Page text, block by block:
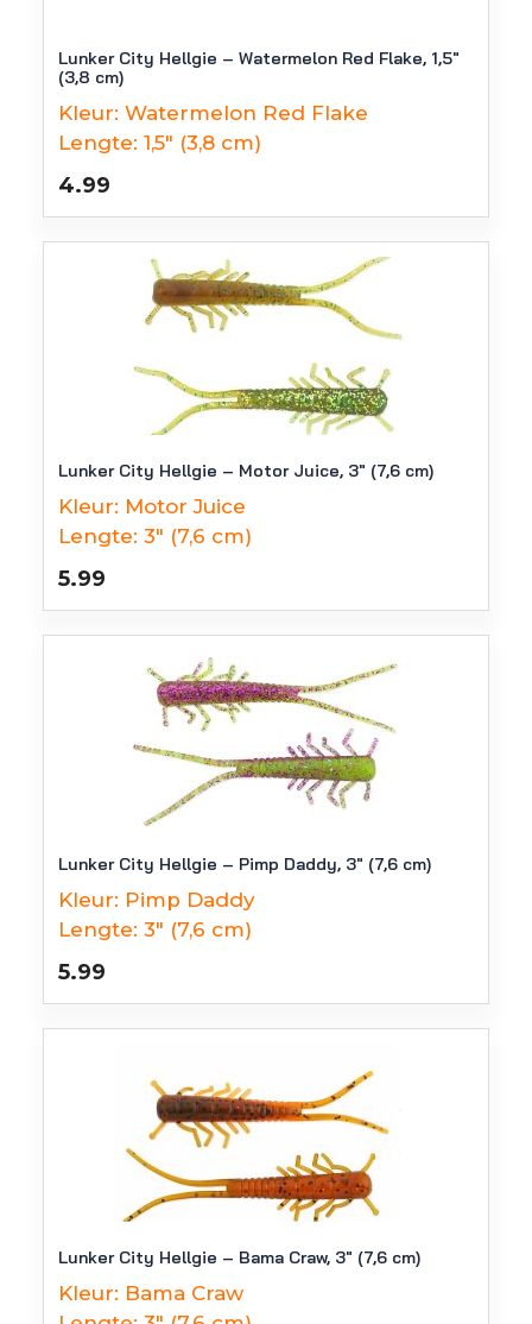
Lunker City Hellgie – Watermelon Red Flake, 1,5″
(3,8 cm)
Kleur: Watermelon Red Flake
Lengte: 1,5" (3,8 cm)
4.99
Lunker City Hellgie – Motor Juice, 3″ (7,6 cm)
Kleur: Motor Juice
Lengte: 3" (7,6 cm)
5.99
Lunker City Hellgie – Pimp Daddy, 3″ (7,6 cm)
Kleur: Pimp Daddy
Lengte: 3" (7,6 cm)
5.99
Lunker City Hellgie – Bama Craw, 3″ (7,6 cm)
Kleur: Bama Craw